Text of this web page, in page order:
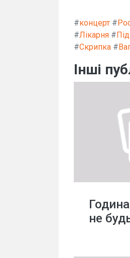
#концерт #
#Лікарня #
#Скрипка #
Інші
не